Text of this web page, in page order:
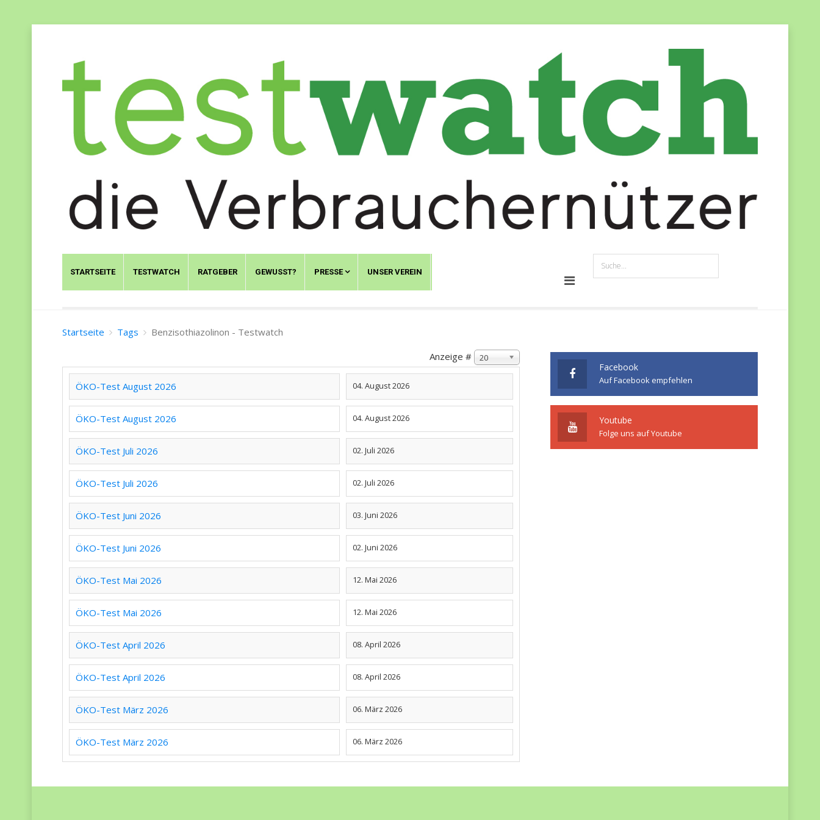
STARTSEITE TESTWATCH RATGEBER GEWUSST? PRESSE UNSER VEREIN
Startseite Tags
Benzisothiazolinon - Testwatch
Anzeige #
20
ÖKO-Test August 2026 04. August 2026
ÖKO-Test August 2026 04. August 2026
ÖKO-Test Juli 2026 02. Juli 2026
ÖKO-Test Juli 2026 02. Juli 2026
ÖKO-Test Juni 2026 03. Juni 2026
ÖKO-Test Juni 2026 02. Juni 2026
ÖKO-Test Mai 2026 12. Mai 2026
ÖKO-Test Mai 2026 12. Mai 2026
ÖKO-Test April 2026 08. April 2026
ÖKO-Test April 2026 08. April 2026
ÖKO-Test März 2026 06. März 2026
ÖKO-Test März 2026 06. März 2026
Facebook
Auf Facebook empfehlen
Youtube
Folge uns auf Youtube